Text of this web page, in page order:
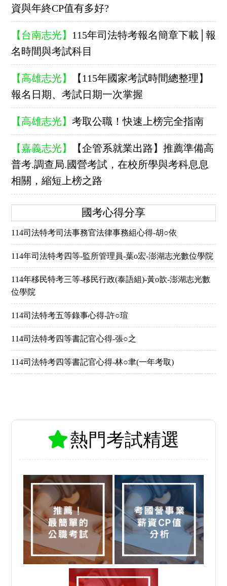
資與年終CP值有多好?
【台南志光】 115年司法特考報名簡章下載│報
名時間與考試科目
【高雄志光】
【115年國家考試時間總整理】
報名日期、考試日期一次掌握
【高雄志光】 考取公職！快速上榜完全指南
【嘉義志光】
【企管系就業出路】推薦準備高
普考.調查局.國營考試，在校所學與考科息息
相關，縮短上榜之路
國考心得分享
114司法特考司法事務官法律事務組心得-胡○依
114年司法特考四等-監所管理員-葉o宏-澎湖志光數位學院
114年移民特考三等-移民行政(泰語組)-黃o歆-澎湖志光數
位學院
114司法特考五等錄事心得-許○瑄
114司法特考四等書記官心得-張○之
114司法特考四等書記官心得-林○聿(一年考取)
熱門考試精選